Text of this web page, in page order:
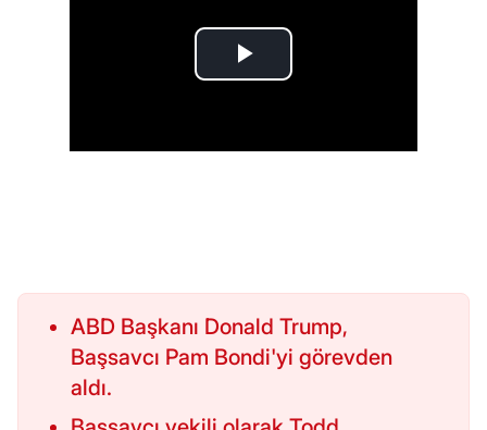
ABD Başkanı Donald Trump,
Başsavcı Pam Bondi'yi görevden
aldı.